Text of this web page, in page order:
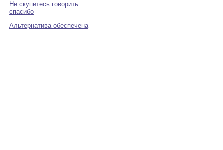
Не скупитесь говорить
спасибо
Альтернатива обеспечена